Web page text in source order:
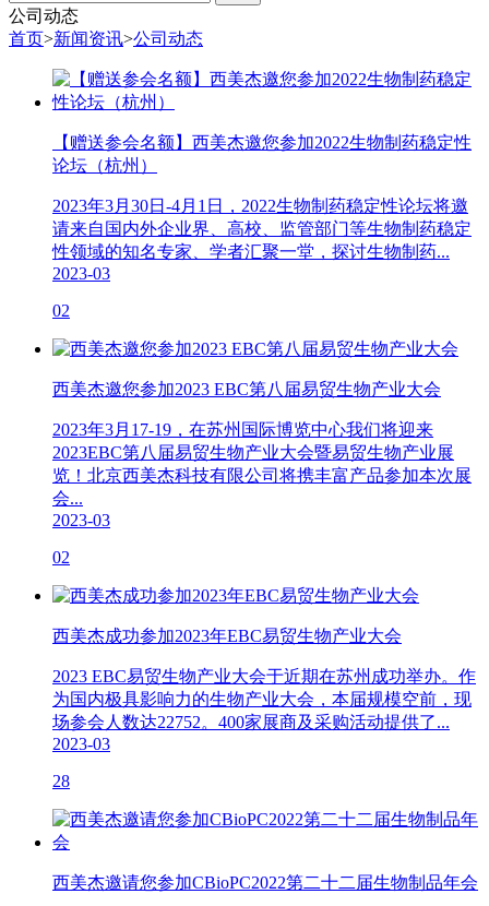
公司动态
首页>新闻资讯>公司动态
【赠送参会名额】西美杰邀您参加2022生物制药稳定性
论坛（杭州）
2023年3月30日-4月1日，2022生物制药稳定性论坛将邀
请来自国内外企业界、高校、监管部门等生物制药稳定
性领域的知名专家、学者汇聚一堂，探讨生物制药...
2023-03
02
西美杰邀您参加2023 EBC第八届易贸生物产业大会
2023年3月17-19，在苏州国际博览中心我们将迎来
2023EBC第八届易贸生物产业大会暨易贸生物产业展
览！北京西美杰科技有限公司将携丰富产品参加本次展
会...
2023-03
02
西美杰成功参加2023年EBC易贸生物产业大会
2023 EBC易贸生物产业大会于近期在苏州成功举办。作
为国内极具影响力的生物产业大会，本届规模空前，现
场参会人数达22752。400家展商及采购活动提供了...
2023-03
28
西美杰邀请您参加CBioPC2022第二十二届生物制品年会